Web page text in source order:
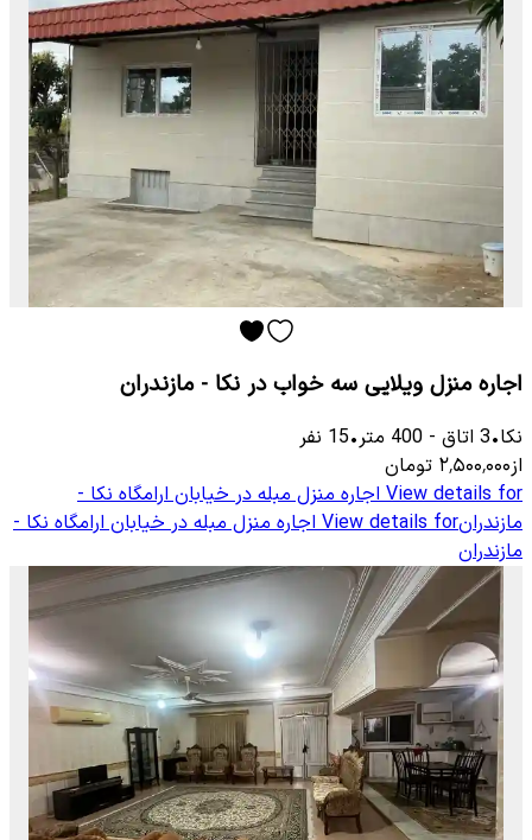
اجاره منزل ویلایی سه خواب در نکا - مازندران
نکا•
3 اتاق -
400 متر•
15 نفر
از۲٬۵۰۰٬۰۰۰ تومان
View details for اجاره منزل مبله در خیابان ارامگاه نکا -
مازندرانView details for اجاره منزل مبله در خیابان ارامگاه نکا -
مازندران